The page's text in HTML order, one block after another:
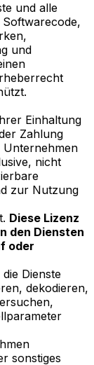
und alle
und
Einhaltung
Zahlung
Unternehmen
nicht
zur Nutzung
Diese Lizenz
den Diensten
oder
Dienste
dekodieren,
sonstiges